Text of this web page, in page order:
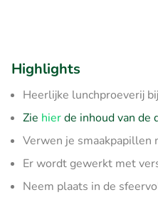
Highlights
Heerlijke lunchproeverij
Zie hierde inhoud van de
Verwen je smaakpapillen
Er wordt gewerkt met
Neem plaats in de